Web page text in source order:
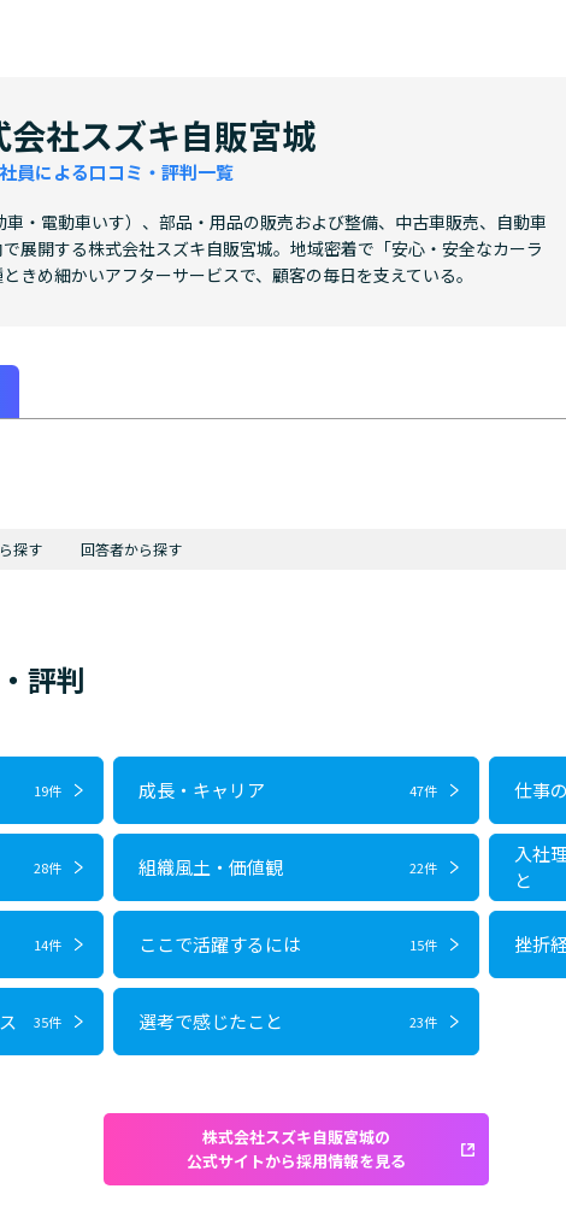
会社スズキ自販宮城
員による口コミ・評判一覧
・電動車いす）、部品・用品の販売および整備、中古車販売、自動車
展開する株式会社スズキ自販宮城。地域密着で「安心・安全なカーラ
きめ細かいアフターサービスで、顧客の毎日を支えている。
探す 回答者から探す
評判
19件 成長・キャリア 47件 仕事
28件 組織風土・価値観 22件
入社
と
14件 ここで活躍するには 15件 挫折
35件 選考で感じたこと 23件
株式会社スズキ自販宮城の
公式サイトから採用情報を見る